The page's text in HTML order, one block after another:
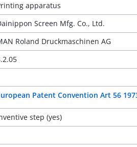
apparatus
Screen Mfg. Co., Ltd.
Roland Druckmaschinen AG
Patent Convention Art 56
step (yes)